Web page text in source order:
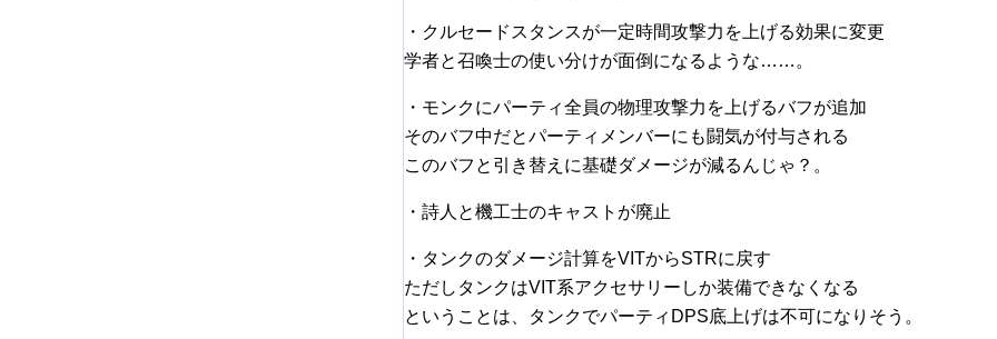
・クルセードスタンスが一定時間攻撃力を上げる効果に変更
学者と召喚士の使い分けが面倒になるような……。
・モンクにパーティ全員の物理攻撃力を上げるバフが追加
そのバフ中だとパーティメンバーにも闘気が付与される
このバフと引き替えに基礎ダメージが減るんじゃ？。
・詩人と機工士のキャストが廃止
・タンクのダメージ計算をVITからSTRに戻す
ただしタンクはVIT系アクセサリーしか装備できなくなる
ということは、タンクでパーティDPS底上げは不可になりそう。